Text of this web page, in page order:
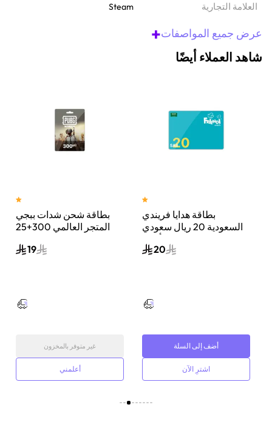
‫العلامة التجارية Steam
عرض جميع المواصفات+
شاهد العملاء أيضًا
بطاقة شحن شدات ببجي
المتجر العالمي 300+25
بالبريد الإلكتروني والرسائل
19
غير متوفر بالمخزون
أعلمني
بطاقة هدايا فريندي
السعودية 20 ريال سعودي
أزرق
20
أضف إلى السلة
اشترِ الآن